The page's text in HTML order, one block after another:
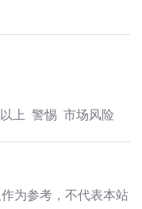
上 警惕 市场风险
为参考，不代表本站